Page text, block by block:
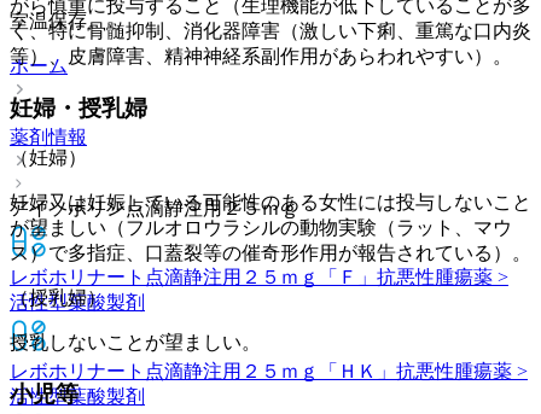
室温保存。
ホーム
薬剤情報
アイソボリン点滴静注用２５ｍｇ
レボホリナート点滴静注用２５ｍｇ「Ｆ」 抗悪性腫瘍薬 >
活性型葉酸製剤
レボホリナート点滴静注用２５ｍｇ「ＨＫ」 抗悪性腫瘍薬 >
活性型葉酸製剤
がら慎重に投与すること（生理機能が低下していることが多
く、特に骨髄抑制、消化器障害（激しい下痢、重篤な口内炎
等）、皮膚障害、精神神経系副作用があらわれやすい）。
妊婦・授乳婦
（妊婦）
妊婦又は妊娠している可能性のある女性には投与しないこと
が望ましい（フルオロウラシルの動物実験（ラット、マウ
ス）で多指症、口蓋裂等の催奇形作用が報告されている）。
（授乳婦）
授乳しないことが望ましい。
小児等